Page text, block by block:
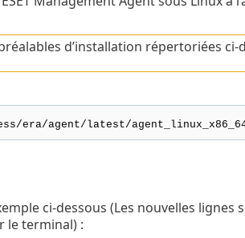
d’installation répertoriées ci-
era/agent/latest/
ci-dessous (Les nouvelles lignes
le terminal) :